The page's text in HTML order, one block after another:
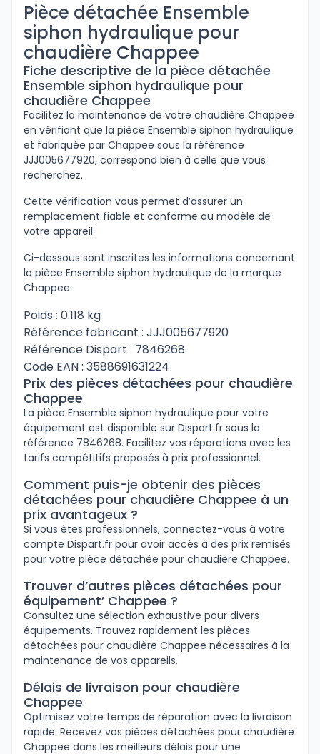
Pièce détachée Ensemble
siphon hydraulique pour
chaudière Chappee
Fiche descriptive de la pièce détachée
Ensemble siphon hydraulique pour
chaudière Chappee
Facilitez la maintenance de votre chaudière Chappee
en vérifiant que la pièce Ensemble siphon hydraulique
et fabriquée par Chappee sous la référence
JJJ005677920, correspond bien à celle que vous
recherchez.
Cette vérification vous permet d’assurer un
remplacement fiable et conforme au modèle de
votre appareil.
Ci-dessous sont inscrites les informations concernant
la pièce Ensemble siphon hydraulique de la marque
Chappee :
Poids : 0.118 kg
Référence fabricant : JJJ005677920
Référence Dispart : 7846268
Code EAN : 3588691631224
Prix des pièces détachées pour chaudière
Chappee
La pièce Ensemble siphon hydraulique pour votre
équipement est disponible sur Dispart.fr sous la
référence 7846268. Facilitez vos réparations avec les
tarifs compétitifs proposés à prix professionnel.
Comment puis-je obtenir des pièces
détachées pour chaudière Chappee à un
prix avantageux ?
Si vous êtes professionnels, connectez-vous à votre
compte Dispart.fr pour avoir accès à des prix remisés
pour votre pièce détachée pour chaudière Chappee.
Trouver d’autres pièces détachées pour
équipement’ Chappee ?
Consultez une sélection exhaustive pour divers
équipements. Trouvez rapidement les pièces
détachées pour chaudière Chappee nécessaires à la
maintenance de vos appareils.
Délais de livraison pour chaudière
Chappee
Optimisez votre temps de réparation avec la livraison
rapide. Recevez vos pièces détachées pour chaudière
Chappee dans les meilleurs délais pour une